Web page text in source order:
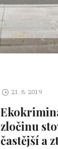
21. 8. 2019
zločinu
častější a